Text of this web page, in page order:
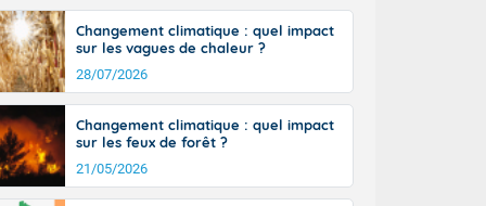
Changement climatique : quel impact
sur les vagues de chaleur ?
28/07/2026
Changement climatique : quel impact
sur les feux de forêt ?
21/05/2026